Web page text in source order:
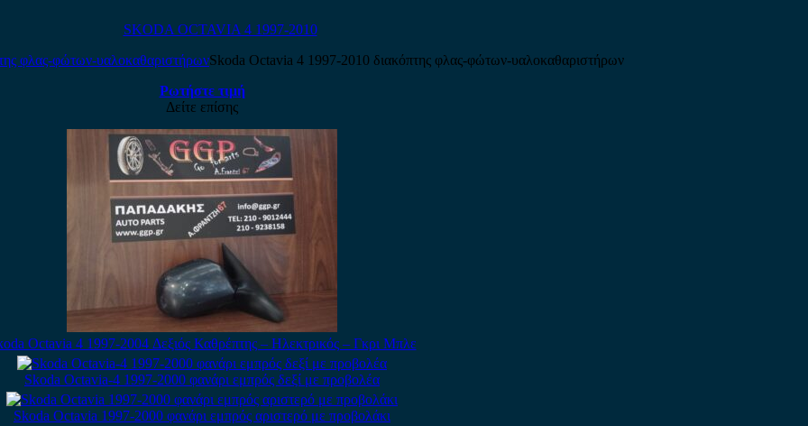
SKODA OCTAVIA 4 1997-2010
Skoda Octavia 4 1997-2010 διακόπτης φλας-φώτων-υαλοκαθαριστήρων
Ρωτήστε τιμή
Δείτε επίσης
Octavia 4 1997-2004 Δεξιός Καθρέπτης – Ηλεκτρικός – Γκρι Μπλε
Skoda Octavia-4 1997-2000 φανάρι εμπρός δεξί με προβολέα
Skoda Octavia 1997-2000 φανάρι εμπρός αριστερό με προβολάκι